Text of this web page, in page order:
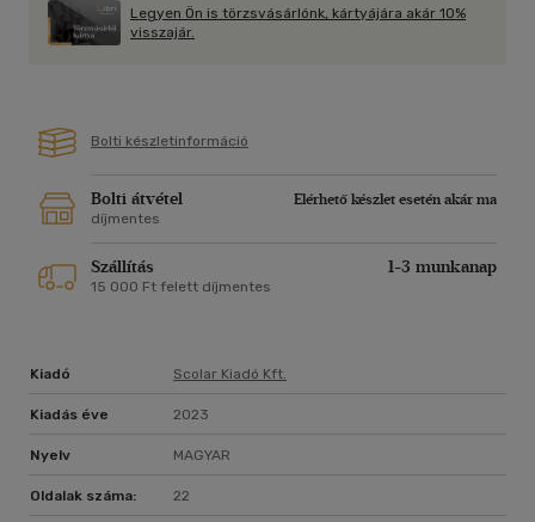
Legyen Ön is törzsvásárlónk, kártyájára akár 10%
visszajár.
Bolti készletinformáció
Bolti átvétel
Elérhető készlet esetén akár ma
díjmentes
Szállítás 1-3 munkanap
15 000 Ft felett díjmentes
Kiadó Scolar Kiadó Kft.
Kiadás éve 2023
Nyelv MAGYAR
Oldalak száma: 22